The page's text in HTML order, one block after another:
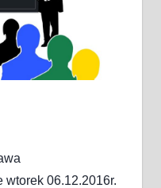
wtorek 06.12.2016r.